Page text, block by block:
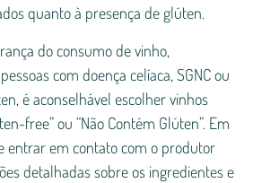
quanto à presença de glúten.
do consumo de vinho,
com doença celíaca, SGNC ou
é aconselhável escolher vinhos
free” ou “Não Contém Glúten”. Em
entrar em contato com o produtor
detalhadas sobre os ingredientes e